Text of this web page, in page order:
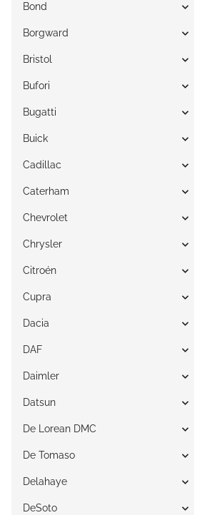
Bond
Borgward
Bristol
Bufori
Bugatti
Buick
Cadillac
Caterham
Chevrolet
Chrysler
Citroén
Cupra
Dacia
DAF
Daimler
Datsun
De Lorean DMC
De Tomaso
Delahaye
DeSoto